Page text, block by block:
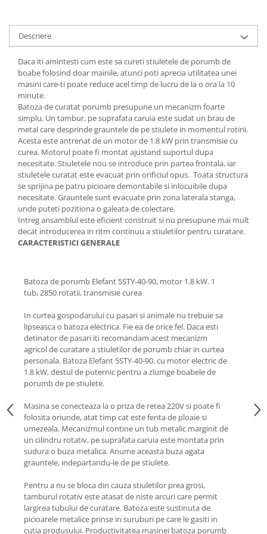
Incubatoare, oparitoare si
deplumatoare
Echipamente pentru animale
Aparate de tuns animale
Piese si accesorii aparate de tuns
animale
Tarcuri animale
Semanatori
Masini batut stalpi si accesorii
Roabe & accesorii
Casute gradina si cutii depozitare
Mobilier gradina
Corturi, Prelate si plase de
umbrire
Zdrobitoare si teascuri
Teascuri
Zdrobitoare electrice
Zdrobitoare electrice & manuale
Zdrobitoare manuale
Masini de cusut si accesorii
Articole antidaunatori gradina
Suflante si aspiratoare exterior
Unelte altoit
Unelte manuale de gradina -
Stropitori
Folie si plase pt plante
Masini de maturat manuale
Masini batut stalpi
Descriere
Daca iti amintesti cum este sa cureti stiuletelede porumb de
boabe folosind doar mainile, atunci poti aprecia utilitatea unei
masini care-ti poate reduce acel timp de lucru de la o ora la 10
minute.
Batoza de curatat porumb presupune un mecanizm foarte
simplu. Un tambur, pe suprafata caruia este sudat un brau de
metal care desprinde grauntele de pe stiulete in momentul rotirii.
Acesta este antrenat de un motor de 1.8 kW prin transmisie cu
curea. Motorul poate fi montat ajustand suportul dupa
necesitate. Stiuletele nou se introduce prin partea frontala, iar
stiuletele curatat este evacuat prin orificiul opus. Toata structura
se sprijina pe patru picioare demontabile si inlocuibile dupa
necesitate. Grauntele sunt evacuate prin zona laterala stanga,
unde puteti pozitiona o galeata de colectare.
Intreg ansamblul este eficient construit si nu presupune mai mult
decat introducerea in ritm continuu a stiuletilor pentru curatare.
CARACTERISTICI GENERALE
Batoza de porumb Elefant 5STY-40-90, motor 1.8 kW. 1
tub, 2850 rotatii, transmisie curea
In curtea gospodarului cu pasari si animale nu trebuie sa
lipseasca o batoza electrica. Fie ea de orice fel. Daca esti
detinator de pasari iti recomandam acest mecanizm
agricol de curatare a stiuletilor de porumb chiar in curtea
personala. Batoza Elefant 5STY-40-90, cu motor electric de
1.8 kW, destul de puternic pentru a zlumge boabele de
porumb de pe stiulete.
Masina se conecteaza la o priza de retea 220V si poate fi
folosita oriunde, atat timp cat este ferita de ploaie si
umezeala. Mecanizmul contine un tub metalic marginit de
un cilindru rotativ, pe suprafata caruia este montata prin
sudura o buza metalica. Anume aceasta buza agata
grauntele, indepartandu-le de pe stiulete.
Pentru a nu se bloca din cauza stiuletilor prea grosi,
tamburul rotativ este atasat de niste arcuri care permit
largirea tubului de curatare. Batoza este sustinuta de
picioarele metalice prinse in suruburi pe care le gasiti in
cutia produsului. Productivitatea masinei batoza porumb